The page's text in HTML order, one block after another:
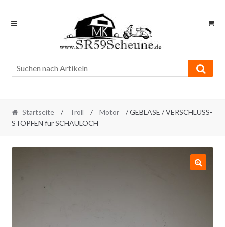
Skip
Skip
Startseite / Troll / Motor
/ GEBLÄSE / VERSCHLUSS-
STOPFEN für SCHAULOCH